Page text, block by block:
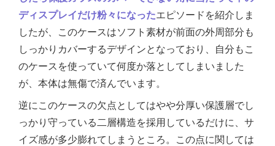
ディスプレイだけ粉々になったエピソードを紹介しま
したが、このケースはソフト素材が前面の外周部分も
しっかりカバーするデザインとなっており、自分もこ
のケースを使っていて何度か落としてしまいました
が、本体は無傷で済んでいます。
逆にこのケースの欠点としてはやや分厚い保護層でし
っかり守っている二層構造を採用しているだけに、サ
イズ感が多少膨れてしまうところ。この点に関しては